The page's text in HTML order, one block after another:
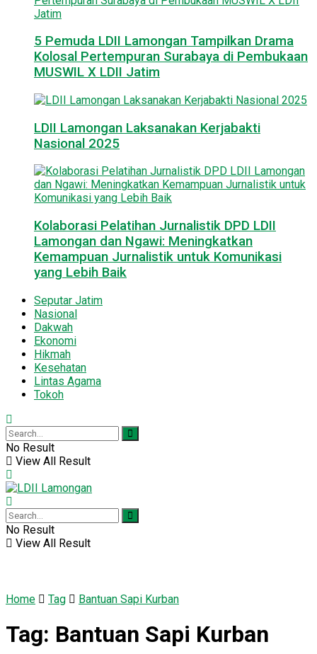
5 Pemuda LDII Lamongan Tampilkan Drama
Kolosal Pertempuran Surabaya di Pembukaan
MUSWIL X LDII Jatim
LDII Lamongan Laksanakan Kerjabakti
Nasional 2025
Kolaborasi Pelatihan Jurnalistik DPD LDII
Lamongan dan Ngawi: Meningkatkan
Kemampuan Jurnalistik untuk Komunikasi
yang Lebih Baik
Seputar Jatim
Nasional
Dakwah
Ekonomi
Hikmah
Kesehatan
Lintas Agama
Tokoh
No Result
View All Result
No Result
View All Result
Home Tag Bantuan Sapi Kurban
Tag: Bantuan Sapi Kurban